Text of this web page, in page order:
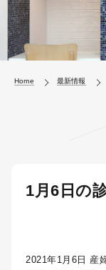
Home 最新情報
1月6日の
2021年1月6日 産